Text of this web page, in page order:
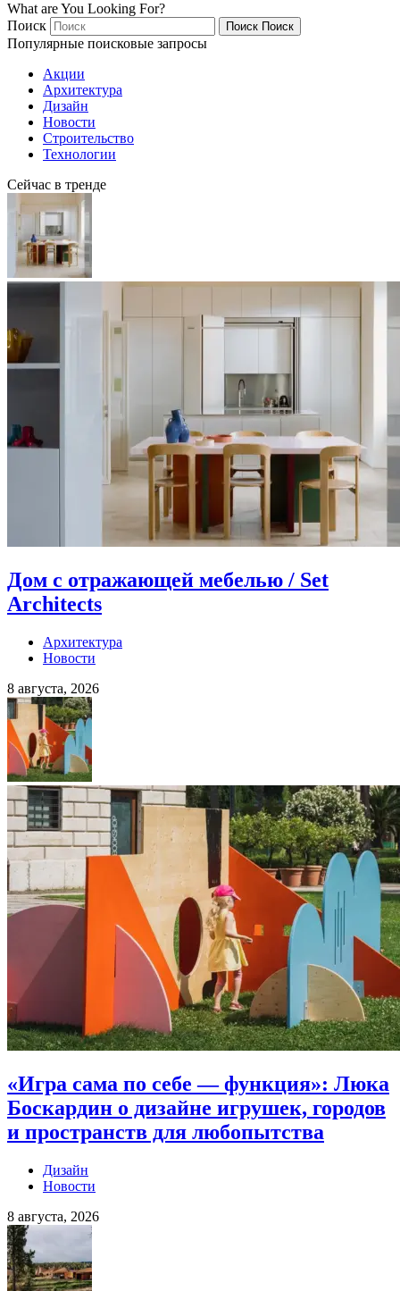
What are You Looking For?
Поиск
Поиск Поиск
Популярные поисковые запросы
Акции
Архитектура
Дизайн
Новости
Строительство
Технологии
Сейчас в тренде
Дом с отражающей мебелью / Set
Architects
Архитектура
Новости
8 августа, 2026
«Игра сама по себе — функция»: Люка
Боскардин о дизайне игрушек, городов
и пространств для любопытства
Дизайн
Новости
8 августа, 2026